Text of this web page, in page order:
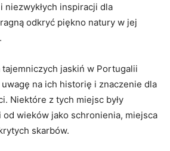
niezwykłych inspiracji dla
odkryć piękno natury w jej
jaskiń w Portugalii
na ich historię i znaczenie dla‌
Niektóre z tych‌ miejsc były
wieków⁣ jako⁣ schronienia, miejsca
skarbów.